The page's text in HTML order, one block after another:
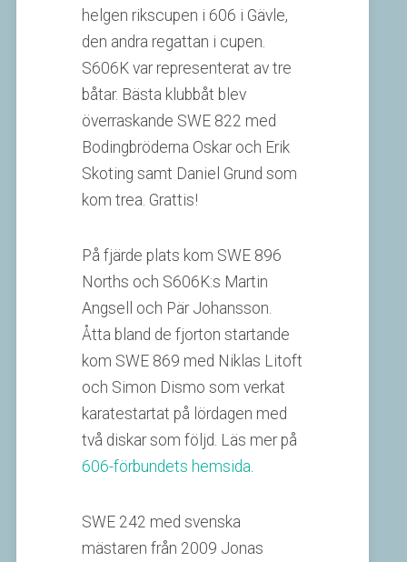
helgen rikscupen i 606 i Gävle,
den andra regattan i cupen.
S606K var representerat av tre
båtar. Bästa klubbåt blev
överraskande SWE 822 med
Bodingbröderna Oskar och Erik
Skoting samt Daniel Grund som
kom trea. Grattis!
På fjärde plats kom SWE 896
Norths och S606K:s Martin
Angsell och Pär Johansson.
Åtta bland de fjorton startande
kom SWE 869 med Niklas Litoft
och Simon Dismo som verkat
karatestartat på lördagen med
två diskar som följd. Läs mer på
606-förbundets hemsida.
SWE 242 med svenska
mästaren från 2009 Jonas